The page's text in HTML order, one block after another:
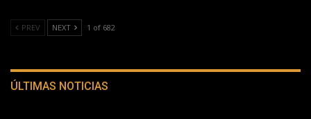
PREV NEXT 1 of 682
ÚLTIMAS NOTICIAS